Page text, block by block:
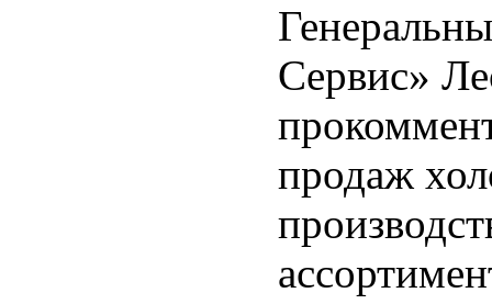
Сервис»
продаж